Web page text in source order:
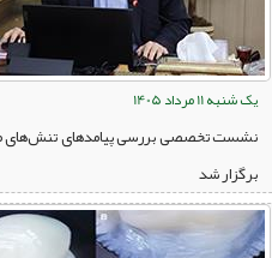
یک شنبه 11 مرداد 1405
نشست تخصصی بررسی پیامدهای تنش‌های
برگزار شد